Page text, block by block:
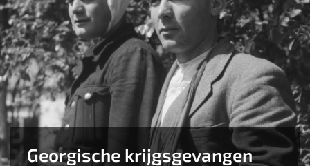
Georgische krijgsgevangen